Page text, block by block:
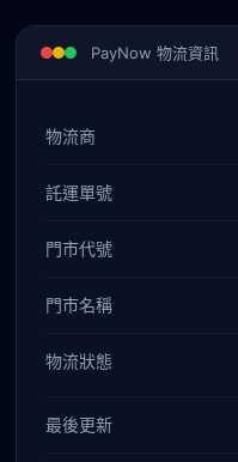
PayNow 物流資訊
物流商
託運單號
門市代號
門市名稱
物流狀態
最後更新